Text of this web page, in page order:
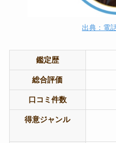
出典：電
鑑定歴
総合評価
口コミ件数
得意ジャンル